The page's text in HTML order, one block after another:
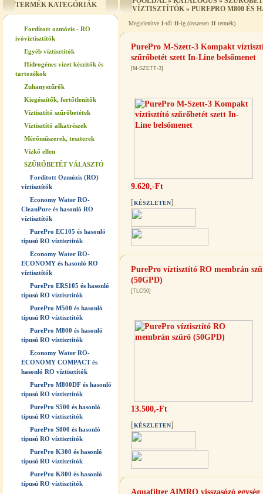
TERMÉK KATEGÓRIÁK
Fordított ozmózis - RO
ivóvíztisztítók
Egyéb víztisztítók
Hidrogénes vizet készítők és
tartozékok
Zuhanyszűrők
Kiegészítők, fertőtlenítők
Víztisztító szűrőbetétek
Víztisztító alkatrészek
Mérőműszerek, teszterek
Vízkő ellen
SZŰRŐBETÉT VÁLASZTÓ
Fordított Ozmózis (RO)
víztisztítók
Economy Water RO-
CleanPure és hasonló RO
víztisztítók
PurePro EC105 és hasonló
típusú RO víztisztítók
Economy Water RO-
ECONOMY és hasonló RO
víztisztítók
PurePro ERS105 és hasonló
típusú RO víztisztítók
PurePro M500 és hasonló
típusú RO víztisztitók
PurePro M800 és hasonló
típusú RO víztisztítók
Economy Water RO-
ECONOMY COMPACT és
hasonló RO víztisztítók
PurePro M800DF és hasonló
típusú RO víztisztítók
PurePro S500 és hasonló
típusú RO víztisztítók
PurePro S800 és hasonló
típusú RO víztisztítók
PurePro K300 és hasonló
típusú RO víztisztítók
PurePro K800 és hasonló
típusú RO víztisztítók
VÍZTISZTÍTÓK » PUREPRO M800 ÉS
Megjelenítve 1-től 11-ig (összesen 11 termék)
PurePro M-Szett-3 Kompakt
szűrőbetét szett In-Line belsőmenet
[M-SZETT-3]
9.620,-Ft
[KÉSZLETEN]
PurePro víztisztító RO membrán
(50GPD)
[TLC50]
13.500,-Ft
[KÉSZLETEN]
Aquafilter AIMRO visszasózó egység